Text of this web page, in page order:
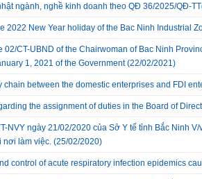
ngành, nghề kinh doanh theo QĐ 36/2025/QĐ-
2022 New Year holiday of the Bac Ninh Industrial
02/CT-UBND of the Chairwoman of Bac Ninh
1, 2021 of the Government(22/02/2021)
chain between the domestic enterprises and FDI
the assignment of duties in the Board of
NVY ngày 21/02/2020 của Sở Y tế tỉnh Bắc Ninh
nơi làm việc. (25/02/2020)
control of acute respiratory infection epidemics